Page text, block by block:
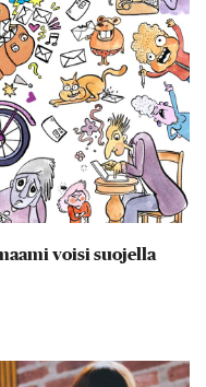
voisi suojella